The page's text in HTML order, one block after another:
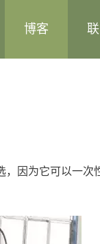
博客
，因为它可以一次